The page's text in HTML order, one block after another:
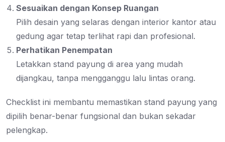
Sesuaikan dengan Konsep Ruangan
Pilih desain yang selaras dengan interior kantor atau
gedung agar tetap terlihat rapi dan profesional.
Perhatikan Penempatan
Letakkan stand payung di area yang mudah
dijangkau, tanpa mengganggu lalu lintas orang.
Checklist ini membantu memastikan stand payung yang
dipilih benar-benar fungsional dan bukan sekadar
pelengkap.